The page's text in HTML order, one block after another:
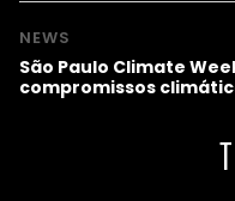
NEWS
São Paulo Climate
compromissos